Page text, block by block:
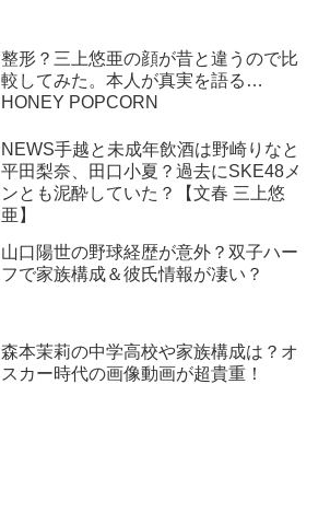
整形？三上悠亜の顔が昔と違うので比
較してみた。本人が真実を語る…
HONEY POPCORN
NEWS手越と未成年飲酒は野崎りなと
平田梨奈、田口小夏？過去にSKE48メ
ンとも泥酔していた？【文春 三上悠
亜】
山口陽世の野球経歴が意外？双子ハー
フで家族構成＆彼氏情報が凄い？
森本茉莉の中学高校や家族構成は？オ
スカー時代の画像動画が超貴重！